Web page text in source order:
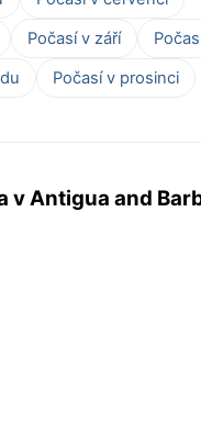
Počasí v září
Počasí v prosinci
v Antigua and